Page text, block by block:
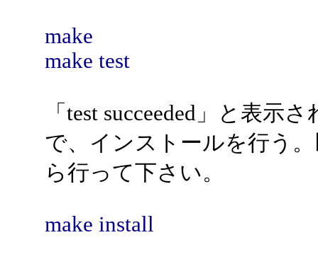
make
make test
「test succeeded」と表示
で、インストールを行う
ら行って下さい。
make install